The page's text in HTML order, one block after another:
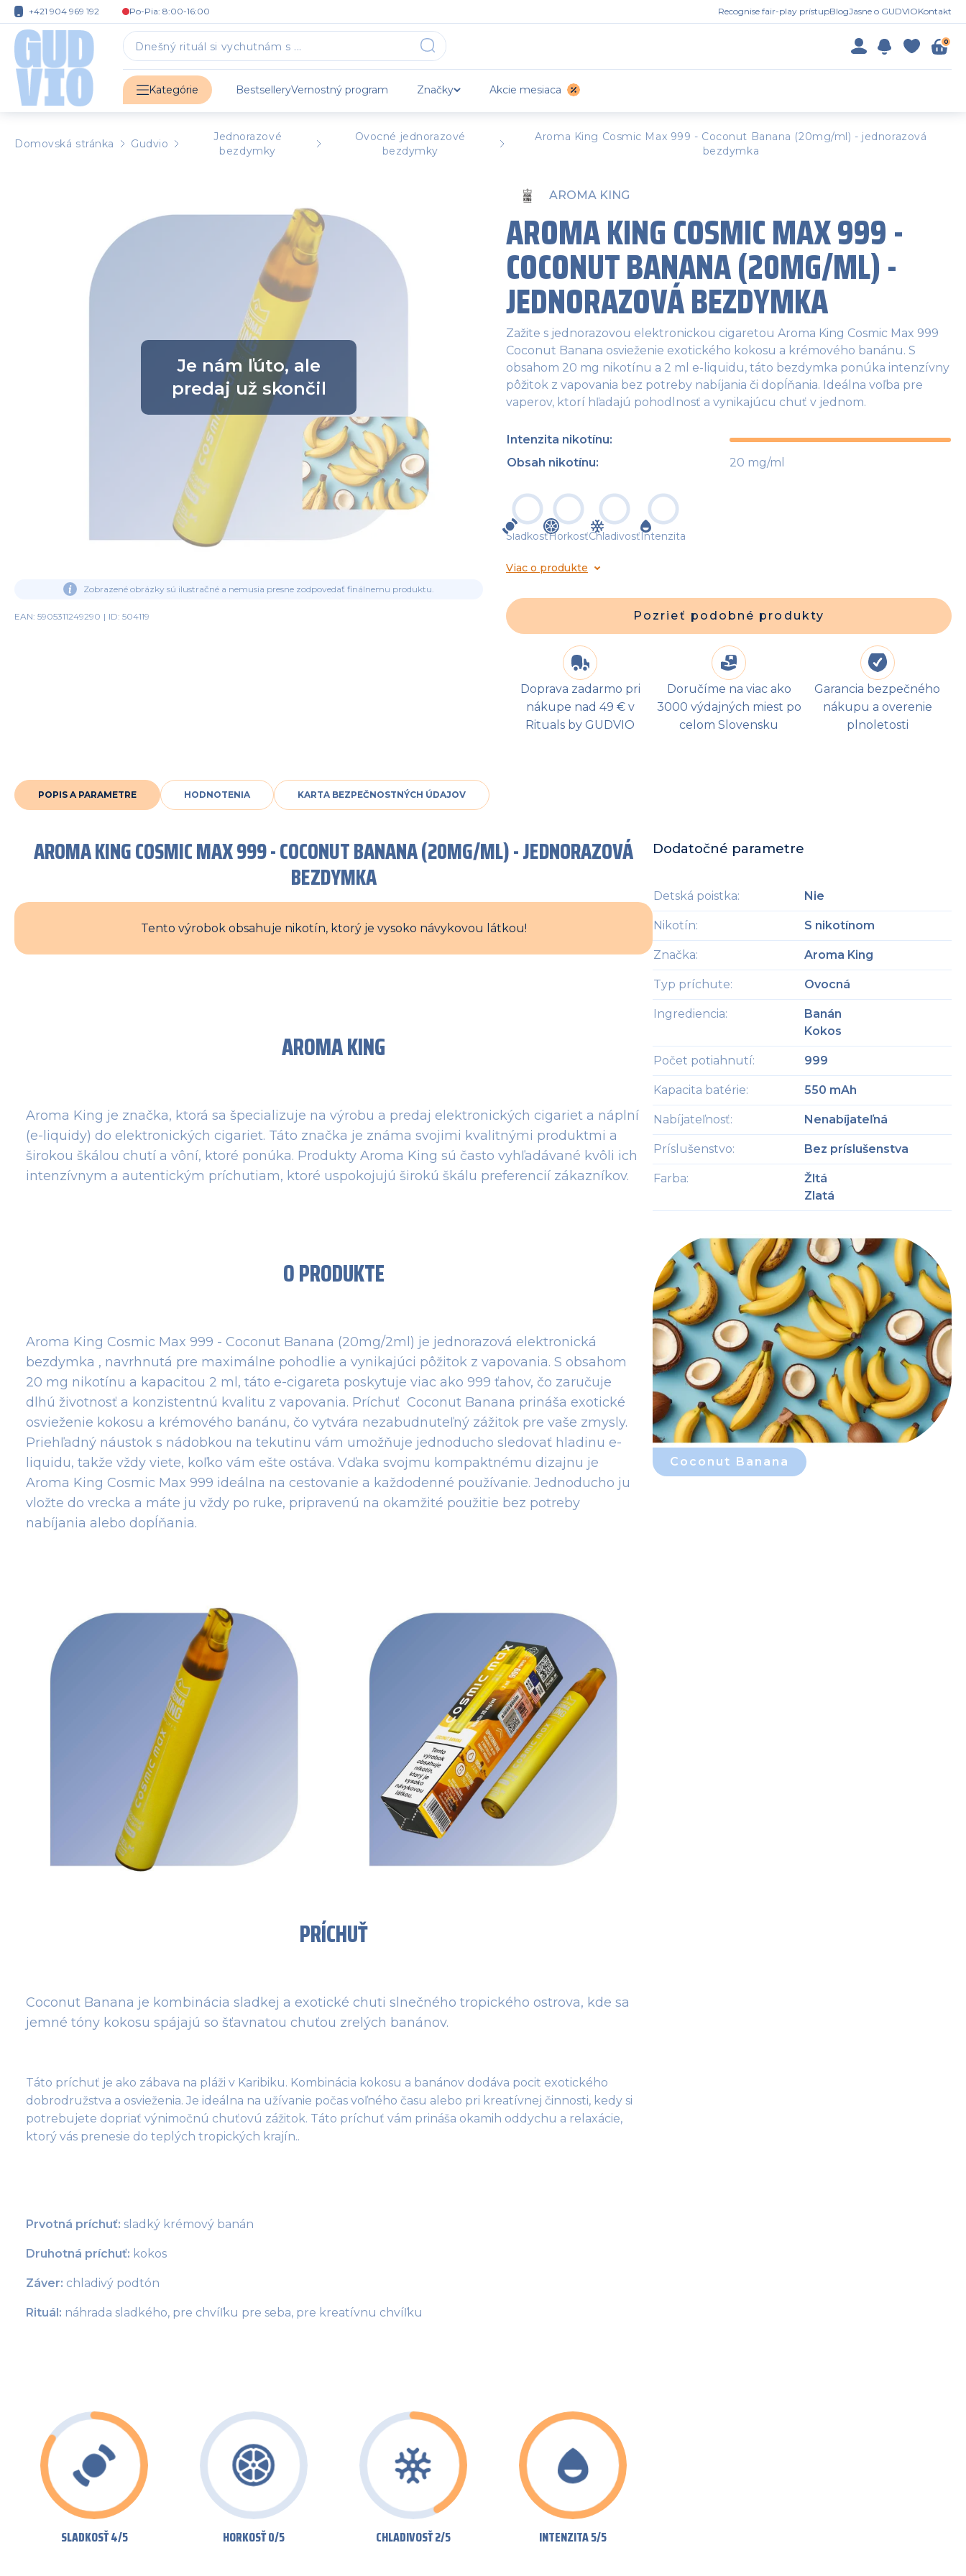
+421 904 969 192 Po-Pia: 8:00-16:00 Recognise fair-play prístupBlogJasne o GUDVIOKontakt
0
Kategórie BestselleryVernostný program Značky Akcie mesiaca
Domovská stránka Gudvio
Jednorazové
bezdymky
Ovocné jednorazové
bezdymky
Aroma King Cosmic Max 999 - Coconut Banana (20mg/ml) - jednorazová
bezdymka
Je nám ľúto, ale
predaj už skončil
Zobrazené obrázky sú ilustračné a nemusia presne zodpovedať finálnemu produktu.
EAN: 5905311249290 | ID: 504119
AROMA KING COSMIC MAX 999 -
COCONUT BANANA (20MG/ML) -
JEDNORAZOVÁ BEZDYMKA
AROMA KING
Zažite s jednorazovou elektronickou cigaretou Aroma King Cosmic Max 999
Coconut Banana osvieženie exotického kokosu a krémového banánu. S
obsahom 20 mg nikotínu a 2 ml e-liquidu, táto bezdymka ponúka intenzívny
pôžitok z vapovania bez potreby nabíjania či dopĺňania. Ideálna voľba pre
vaperov, ktorí hľadajú pohodlnosť a vynikajúcu chuť v jednom.
Intenzita nikotínu:
Obsah nikotínu: 20 mg/ml
SladkosťHorkosťChladivosťIntenzita
Viac o produkte
Pozrieť podobné produkty
Doprava zadarmo pri
nákupe nad 49 € v
Rituals by GUDVIO
Doručíme na viac ako
3000 výdajných miest po
celom Slovensku
Garancia bezpečného
nákupu a overenie
plnoletosti
POPIS A PARAMETRE HODNOTENIA KARTA BEZPEČNOSTNÝCH ÚDAJOV
AROMA KING COSMIC MAX 999 - COCONUT BANANA (20MG/ML) - JEDNORAZOVÁ
BEZDYMKA
Tento výrobok obsahuje nikotín, ktorý je vysoko návykovou látkou!
AROMA KING
Aroma King je značka, ktorá sa špecializuje na výrobu a predaj elektronických cigariet a náplní
(e-liquidy) do elektronických cigariet. Táto značka je známa svojimi kvalitnými produktmi a
širokou škálou chutí a vôní, ktoré ponúka. Produkty Aroma King sú často vyhľadávané kvôli ich
intenzívnym a autentickým príchutiam, ktoré uspokojujú širokú škálu preferencií zákazníkov.
O PRODUKTE
Aroma King Cosmic Max 999 - Coconut Banana (20mg/2ml) je jednorazová elektronická
bezdymka , navrhnutá pre maximálne pohodlie a vynikajúci pôžitok z vapovania. S obsahom
20 mg nikotínu a kapacitou 2 ml, táto e-cigareta poskytuje viac ako 999 ťahov, čo zaručuje
dlhú životnosť a konzistentnú kvalitu z vapovania. Príchuť Coconut Banana prináša exotické
osvieženie kokosu a krémového banánu, čo vytvára nezabudnuteľný zážitok pre vaše zmysly.
Priehľadný náustok s nádobkou na tekutinu vám umožňuje jednoducho sledovať hladinu e-
liquidu, takže vždy viete, koľko vám ešte ostáva. Vďaka svojmu kompaktnému dizajnu je
Aroma King Cosmic Max 999 ideálna na cestovanie a každodenné používanie. Jednoducho ju
vložte do vrecka a máte ju vždy po ruke, pripravenú na okamžité použitie bez potreby
nabíjania alebo dopĺňania.
PRÍCHUŤ
Coconut Banana je kombinácia sladkej a exotické chuti slnečného tropického ostrova, kde sa
jemné tóny kokosu spájajú so šťavnatou chuťou zrelých banánov.
Táto príchuť je ako zábava na pláži v Karibiku. Kombinácia kokosu a banánov dodáva pocit exotického
dobrodružstva a osvieženia. Je ideálna na užívanie počas voľného času alebo pri kreatívnej činnosti, kedy si
potrebujete dopriať výnimočnú chuťovú zážitok. Táto príchuť vám prináša okamih oddychu a relaxácie,
ktorý vás prenesie do teplých tropických krajín..
Prvotná príchuť: sladký krémový banán
Druhotná príchuť: kokos
Záver: chladivý podtón
Rituál: náhrada sladkého, pre chvíľku pre seba, pre kreatívnu chvíľku
SLADKOSŤ 4/5 HORKOSŤ 0/5 CHLADIVOSŤ 2/5 INTENZITA 5/5
Dodatočné parametre
Detská poistka: Nie
Nikotín: S nikotínom
Značka: Aroma King
Typ príchute: Ovocná
Ingrediencia:
Banán
Kokos
Počet potiahnutí: 999
Kapacita batérie: 550 mAh
Nabíjateľnosť: Nenabíjateľná
Príslušenstvo: Bez príslušenstva
Farba:
Žltá
Zlatá
Coconut Banana